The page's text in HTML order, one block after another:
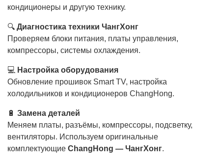
кондиционеры и другую технику.
🔍 Диагностика техники ЧангХонг
Проверяем блоки питания, платы управления,
компрессоры, системы охлаждения.
💻 Настройка оборудования
Обновление прошивок Smart TV, настройка
холодильников и кондиционеров ChangHong.
🔋 Замена деталей
Меняем платы, разъёмы, компрессоры, подсветку,
вентиляторы. Используем оригинальные
комплектующие ChangHong — ЧангХонг.